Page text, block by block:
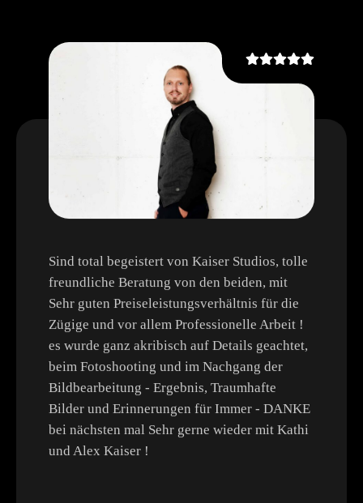
Sind total begeistert von Kaiser Studios, tolle
freundliche Beratung von den beiden, mit
Sehr guten Preiseleistungsverhältnis für die
Zügige und vor allem Professionelle Arbeit !
es wurde ganz akribisch auf Details geachtet,
beim Fotoshooting und im Nachgang der
Bildbearbeitung - Ergebnis, Traumhafte
Bilder und Erinnerungen für Immer - DANKE
bei nächsten mal Sehr gerne wieder mit Kathi
und Alex Kaiser !